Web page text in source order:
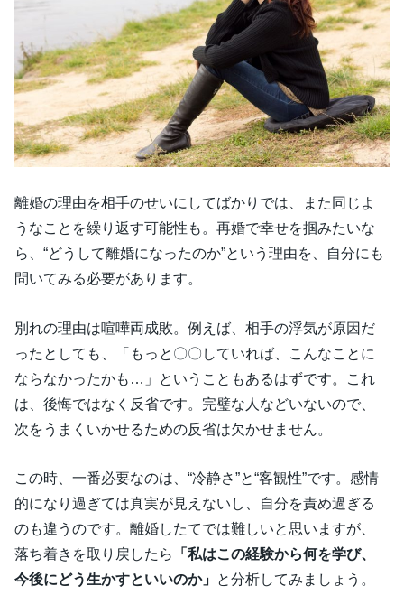
離婚の理由を相手のせいにしてばかりでは、また同じよ
うなことを繰り返す可能性も。再婚で幸せを掴みたいな
ら、“どうして離婚になったのか”という理由を、自分にも
問いてみる必要があります。
別れの理由は喧嘩両成敗。例えば、相手の浮気が原因だ
ったとしても、「もっと〇〇していれば、こんなことに
ならなかったかも…」ということもあるはずです。これ
は、後悔ではなく反省です。完璧な人などいないので、
次をうまくいかせるための反省は欠かせません。
この時、一番必要なのは、“冷静さ”と“客観性”です。感情
的になり過ぎては真実が見えないし、自分を責め過ぎる
のも違うのです。離婚したてでは難しいと思いますが、
落ち着きを取り戻したら
「私はこの経験から何を学び、
今後にどう生かすといいのか」 と分析してみましょう。